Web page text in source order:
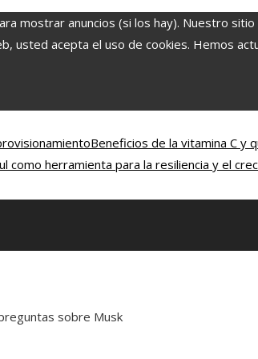
mostrar anuncios (si los hay). Nuestro
usted acepta el uso de cookies. Hemos
Beneficios de la vitamina C y
como herramienta para la resiliencia y el
sobre Musk